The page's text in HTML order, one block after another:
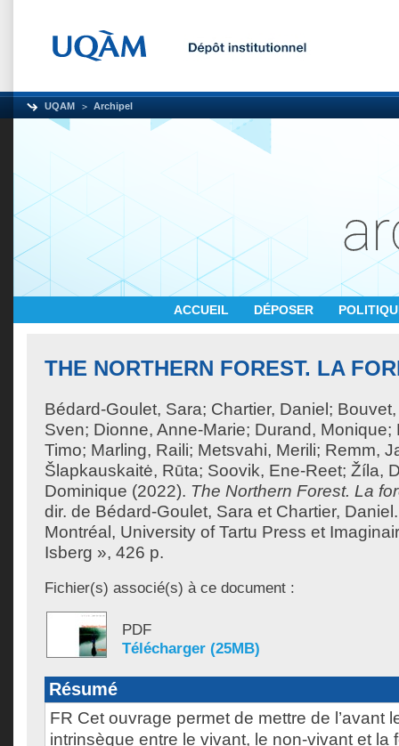
UQAM Archipel
ACCUEIL DÉPOSER
THE NORTHERN FOREST. LA
Bédard-Goulet, Sara; Chartier, Daniel ;
Sven; Dionne, Anne-Marie; Durand, Monique;
Timo; Marling, Raili; Metsvahi, Merili; Remm,
Šlapkauskaitė, Rūta; Soovik, Ene-Reet; Žíla,
Dominique (2022). The Northern Forest. La
dir. de Bédard-Goulet, Sara et Chartier, Daniel
Montréal, University of Tartu Press et
Isberg », 426 p.
Fichier(s) associé(s) à ce document :
PDF
Télécharger (25MB)
Résumé
FR Cet ouvrage permet de mettre de l’avant
intrinsèque entre le vivant, le non-vivant et la